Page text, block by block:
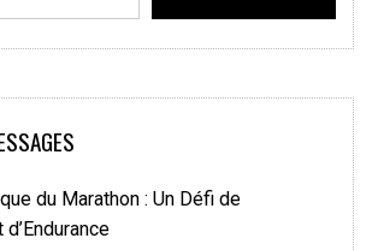
du Marathon : Un Défi de